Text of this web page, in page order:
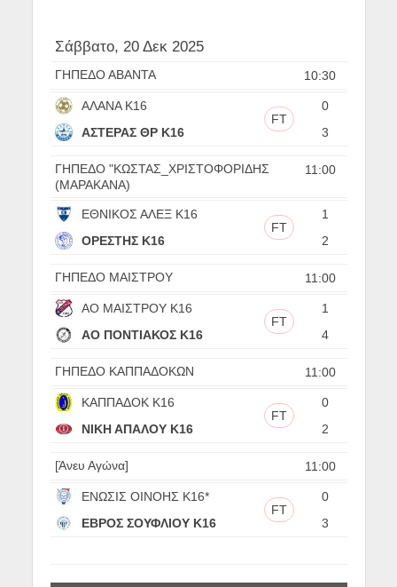
Σάββατο, 20 Δεκ 2025
10:30
ΓΗΠΕΔΟ ΑΒΑΝΤΑ
ΑΛΑΝΑ Κ16
0
FT
ΑΣΤΕΡΑΣ ΘΡ Κ16
3
11:00
ΓΗΠΕΔΟ "ΚΩΣΤΑΣ_ΧΡΙΣΤΟΦΟΡΙΔΗΣ
(ΜΑΡΑΚΑΝΑ)
ΕΘΝΙΚΟΣ ΑΛΕΞ Κ16
1
FT
ΟΡΕΣΤΗΣ Κ16
2
11:00
ΓΗΠΕΔΟ ΜΑΙΣΤΡΟΥ
ΑΟ ΜΑΙΣΤΡΟΥ Κ16
1
FT
ΑΟ ΠΟΝΤΙΑΚΟΣ Κ16
4
11:00
ΓΗΠΕΔΟ ΚΑΠΠΑΔΟΚΩΝ
ΚΑΠΠΑΔΟΚ Κ16
0
FT
ΝΙΚΗ ΑΠΑΛΟΥ Κ16
2
11:00
[Άνευ Αγώνα]
ΕΝΩΣΙΣ ΟΙΝΟΗΣ Κ16*
0
FT
ΕΒΡΟΣ ΣΟΥΦΛΙΟΥ Κ16
3